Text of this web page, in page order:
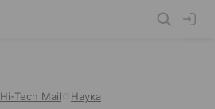
Hi-Tech Mail Наука